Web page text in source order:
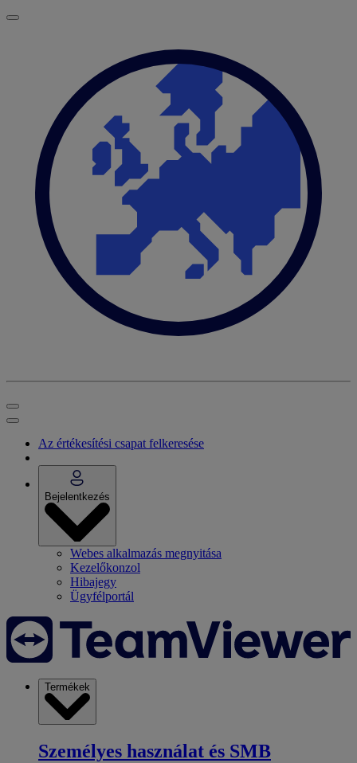
Az értékesítési csapat felkeresése
Bejelentkezés
Webes alkalmazás megnyitása
Kezelőkonzol
Hibajegy
Ügyfélportál
Termékek
Személyes használat és SMB